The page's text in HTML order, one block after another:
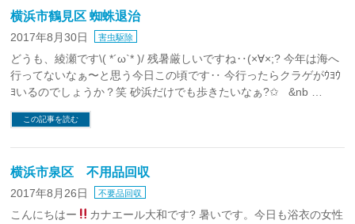
横浜市鶴見区 蜘蛛退治
2017年8月30日 害虫駆除
どうも、綾瀬です\( *´ω`* )/ 残暑厳しいですね‥(×∀×;? 今年は海へ
行ってないなぁ〜と思う今日この頃です‥ 今行ったらクラゲがｳﾖｳ
ﾖいるのでしょうか？笑 砂浜だけでも歩きたいなぁ?✩ &nb …
この記事を読む
横浜市泉区 不用品回収
2017年8月26日 不要品回収
こんにちはー
カナエール大和です? 暑いです。今日も浴衣の女性